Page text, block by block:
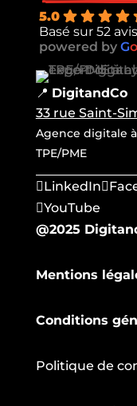
5.0
Basé sur 52 avis
powered by Go
📍 DigitandCo
33 rue Saint-
Agence digitale
TPE/PME
LinkedIn
YouTube
@2025
Mentions
Conditions
Politique de